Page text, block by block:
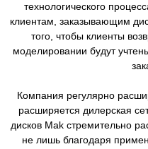
технологического
клиентам, заказывающим
того, чтобы клиенты
моделировании будут
Компания регулярно
расширяется дилерская
дисков Mak стремительно
не лишь благодаря